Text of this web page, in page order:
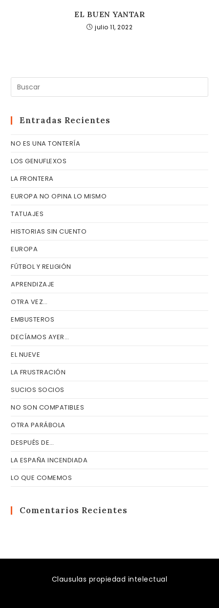
EL BUEN YANTAR
julio 11, 2022
Entradas Recientes
NO ES UNA TONTERÍA
LOS GENUFLEXOS
LA FRONTERA
EUROPA NO OPINA LO MISMO
TATUAJES
HISTORIAS SIN CUENTO
EUROPA
FÚTBOL Y RELIGIÓN
APRENDIZAJE
OTRA VEZ…
EMBUSTEROS
DECÍAMOS AYER…
EL NUEVE
LA FRUSTRACIÓN
SUCIOS SOCIOS
NO SON COMPATIBLES
OTRA PARÁBOLA
DESPUÉS DE…
LA ESPAÑA INCENDIADA
LO QUE COMEMOS
Comentarios Recientes
Clausulas propiedad intelectual